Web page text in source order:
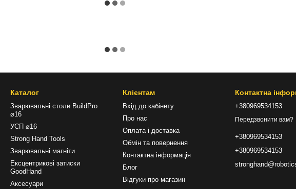
Каталог
Зварювальні столи BuildPro
⌀16
УСП ⌀16
Strong Hand Tools
Зварювальні магніти
Ексцентрикові затиски
GoodHand
Аксесуари
Клієнтам
Вхід до кабінету
Про нас
Оплата і доставка
Обмін та повернення
Контактна інформація
Блог
Відгуки про магазин
Контактна
+380969534153
Передзвонити вам?
+380969534153
+380969534153